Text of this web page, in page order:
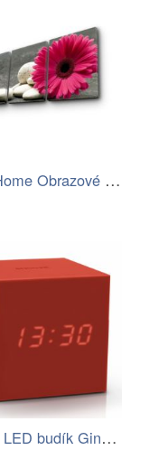
Hanah Home Obrazové nástěnné hodiny…
Červený LED budík Gingko Gravity Cube